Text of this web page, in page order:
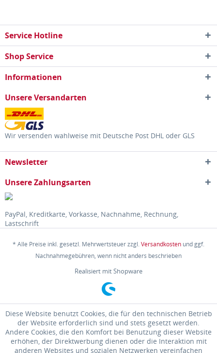
Service Hotline
Shop Service
Informationen
Unsere Versandarten
Wir versenden wahlweise mit Deutsche Post DHL oder GLS
Newsletter
Unsere Zahlungsarten
PayPal, Kreditkarte, Vorkasse, Nachnahme, Rechnung,
Lastschrift
* Alle Preise inkl. gesetzl. Mehrwertsteuer zzgl.Versandkosten und ggf.
Nachnahmegebühren, wenn nicht anders beschrieben
Realisiert mit Shopware
Diese Website benutzt Cookies, die für den technischen Betrieb
der Website erforderlich sind und stets gesetzt werden.
Andere Cookies, die den Komfort bei Benutzung dieser Website
erhöhen, der Direktwerbung dienen oder die Interaktion mit
anderen Websites und sozialen Netzwerken vereinfachen